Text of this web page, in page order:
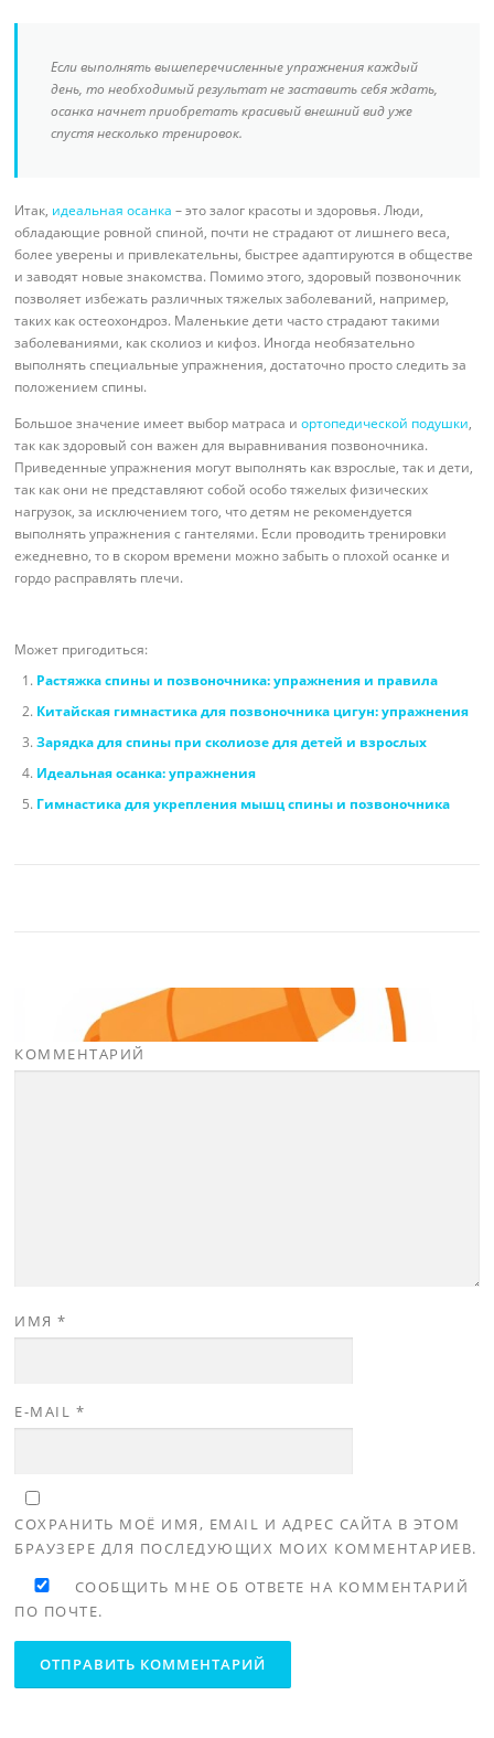
Если выполнять вышеперечисленные упражнения каждый
день, то необходимый результат не заставить себя ждать,
осанка начнет приобретать красивый внешний вид уже
спустя несколько тренировок.
Итак, идеальная осанка – это залог красоты и здоровья. Люди,
обладающие ровной спиной, почти не страдают от лишнего веса,
более уверены и привлекательны, быстрее адаптируются в обществе
и заводят новые знакомства. Помимо этого, здоровый позвоночник
позволяет избежать различных тяжелых заболеваний, например,
таких как остеохондроз. Маленькие дети часто страдают такими
заболеваниями, как сколиоз и кифоз. Иногда необязательно
выполнять специальные упражнения, достаточно просто следить за
положением спины.
Большое значение имеет выбор матраса иортопедической подушки,
так как здоровый сон важен для выравнивания позвоночника.
Приведенные упражнения могут выполнять как взрослые, так и дети,
так как они не представляют собой особо тяжелых физических
нагрузок, за исключением того, что детям не рекомендуется
выполнять упражнения с гантелями. Если проводить тренировки
ежедневно, то в скором времени можно забыть о плохой осанке и
гордо расправлять плечи.
Может пригодиться:
Растяжка спины и позвоночника: упражнения и правила
Китайская гимнастика для позвоночника цигун: упражнения
Зарядка для спины при сколиозе для детей и взрослых
Идеальная осанка: упражнения
Гимнастика для укрепления мышц спины и позвоночника
КОММЕНТАРИЙ
ИМЯ*
E-MAIL *
СОХРАНИТЬ МОЁ ИМЯ, EMAIL И АДРЕС САЙТА В ЭТОМ
БРАУЗЕРЕ ДЛЯ ПОСЛЕДУЮЩИХ МОИХ КОММЕНТАРИЕВ.
СООБЩИТЬ МНЕ ОБ ОТВЕТЕ НА КОММЕНТАРИЙ
ПО ПОЧТЕ.